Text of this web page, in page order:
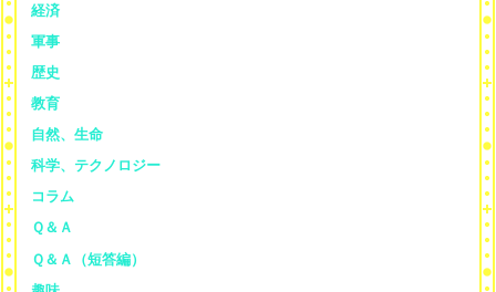
経済
軍事
歴史
教育
自然、生命
科学、テクノロジー
コラム
Ｑ＆Ａ
Ｑ＆Ａ（短答編）